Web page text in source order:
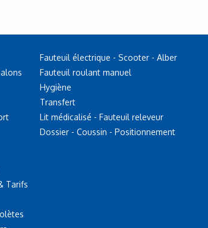
Tarifs
Fauteuil électrique - Scooter - Alber
Fauteuil roulant manuel
Hygiène
Transfert
Lit médicalisé - Fauteuil releveur
Dossier - Coussin - Positionnement